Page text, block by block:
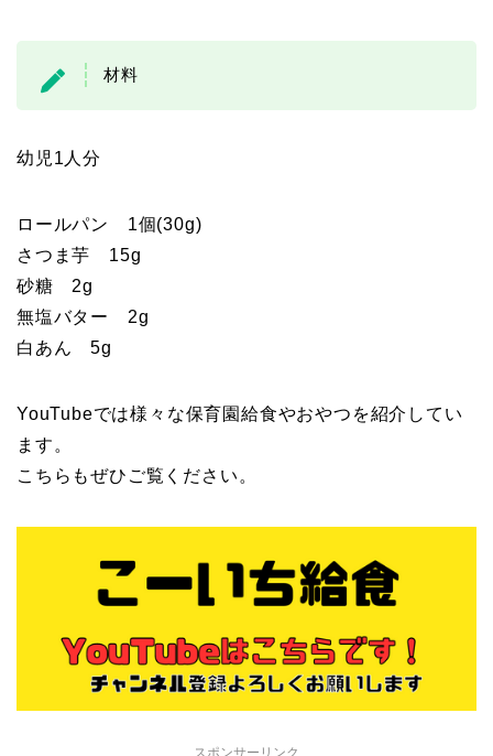
材料
幼児1人分
ロールパン 1個(30g)
さつま芋 15g
砂糖 2g
無塩バター 2g
白あん 5g
YouTubeでは様々な保育園給食やおやつを紹介してい
ます。
こちらもぜひご覧ください。
スポンサーリンク